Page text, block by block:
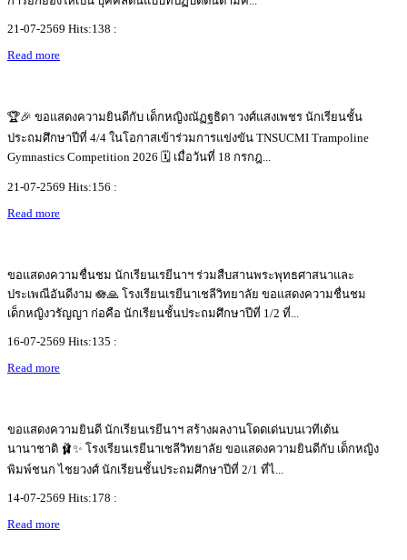
21-07-2569 Hits:138 :
Read more
🏆🎉 ขอแสดงความยินดีกับ เด็กหญิงณัฏฐธิดา วงศ์แสงเพชร นักเรียนชั้น
ประถมศึกษาปีที่ 4/4 ในโอกาสเข้าร่วมการแข่งขัน TNSUCMI Trampoline
Gymnastics Competition 2026 🗓️ เมื่อวันที่ 18 กรกฎ...
21-07-2569 Hits:156 :
Read more
ขอแสดงความชื่นชม นักเรียนเรยีนาฯ ร่วมสืบสานพระพุทธศาสนาและ
ประเพณีอันดีงาม 🪷🙏 โรงเรียนเรยีนาเชลีวิทยาลัย ขอแสดงความชื่นชม
เด็กหญิงวรัญญา ก่อคือ นักเรียนชั้นประถมศึกษาปีที่ 1/2 ที่...
16-07-2569 Hits:135 :
Read more
ขอแสดงความยินดี นักเรียนเรยีนาฯ สร้างผลงานโดดเด่นบนเวทีเต้น
นานาชาติ 🩰✨ โรงเรียนเรยีนาเชลีวิทยาลัย ขอแสดงความยินดีกับ เด็กหญิง
พิมพ์ชนก ไชยวงศ์ นักเรียนชั้นประถมศึกษาปีที่ 2/1 ที่ไ...
14-07-2569 Hits:178 :
Read more